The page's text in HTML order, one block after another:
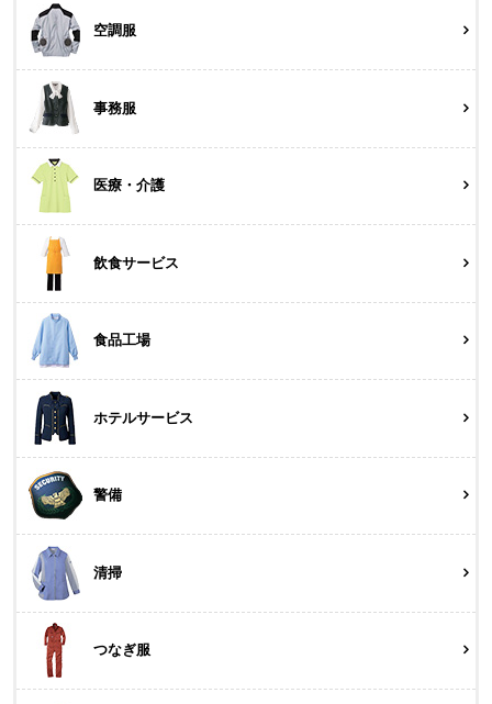
空調服
事務服
医療・介護
飲食サービス
食品工場
ホテルサービス
警備
清掃
つなぎ服